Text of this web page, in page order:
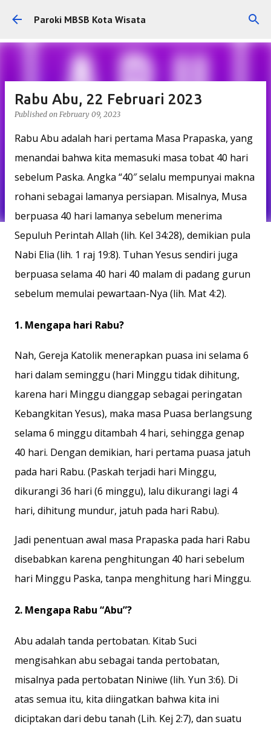
Skip to main content
Paroki MBSB Kota Wisata
Rabu Abu, 22 Februari 2023
Published on February 09, 2023
Rabu Abu adalah hari pertama Masa Prapaska, yang
menandai bahwa kita memasuki masa tobat 40 hari
sebelum Paska. Angka “40″ selalu mempunyai makna
rohani sebagai lamanya persiapan. Misalnya, Musa
berpuasa 40 hari lamanya sebelum menerima
Sepuluh Perintah Allah (lih. Kel 34:28), demikian pula
Nabi Elia (lih. 1 raj 19:8). Tuhan Yesus sendiri juga
berpuasa selama 40 hari 40 malam di padang gurun
sebelum memulai pewartaan-Nya (lih. Mat 4:2).
1. Mengapa hari Rabu?
Nah, Gereja Katolik menerapkan puasa ini selama 6
hari dalam seminggu (hari Minggu tidak dihitung,
karena hari Minggu dianggap sebagai peringatan
Kebangkitan Yesus), maka masa Puasa berlangsung
selama 6 minggu ditambah 4 hari, sehingga genap
40 hari. Dengan demikian, hari pertama puasa jatuh
pada hari Rabu. (Paskah terjadi hari Minggu,
dikurangi 36 hari (6 minggu), lalu dikurangi lagi 4
hari, dihitung mundur, jatuh pada hari Rabu).
Jadi penentuan awal masa Prapaska pada hari Rabu
disebabkan karena penghitungan 40 hari sebelum
hari Minggu Paska, tanpa menghitung hari Minggu.
2. Mengapa Rabu “Abu”?
Abu adalah tanda pertobatan. Kitab Suci
mengisahkan abu sebagai tanda pertobatan,
misalnya pada pertobatan Niniwe (lih. Yun 3:6). Di
atas semua itu, kita diingatkan bahwa kita ini
diciptakan dari debu tanah (Lih. Kej 2:7), dan suatu